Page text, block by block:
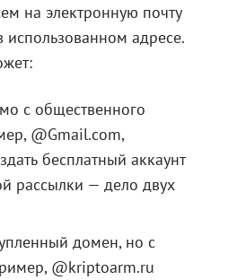
на электронную почту
использованном адресе.
с общественного
@Gmail.com,
бесплатный аккаунт
рассылки — дело двух
домен, но с
@kriptoarm.ru